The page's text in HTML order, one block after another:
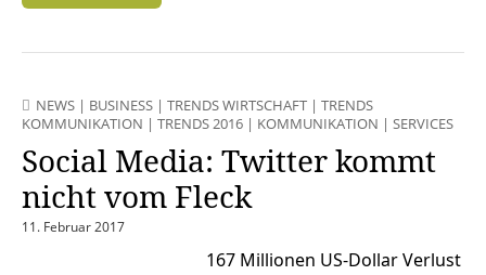
NEWS | BUSINESS | TRENDS WIRTSCHAFT | TRENDS
KOMMUNIKATION | TRENDS 2016 | KOMMUNIKATION | SERVICES
Social Media: Twitter kommt
nicht vom Fleck
11. Februar 2017
167 Millionen US-Dollar Verlust